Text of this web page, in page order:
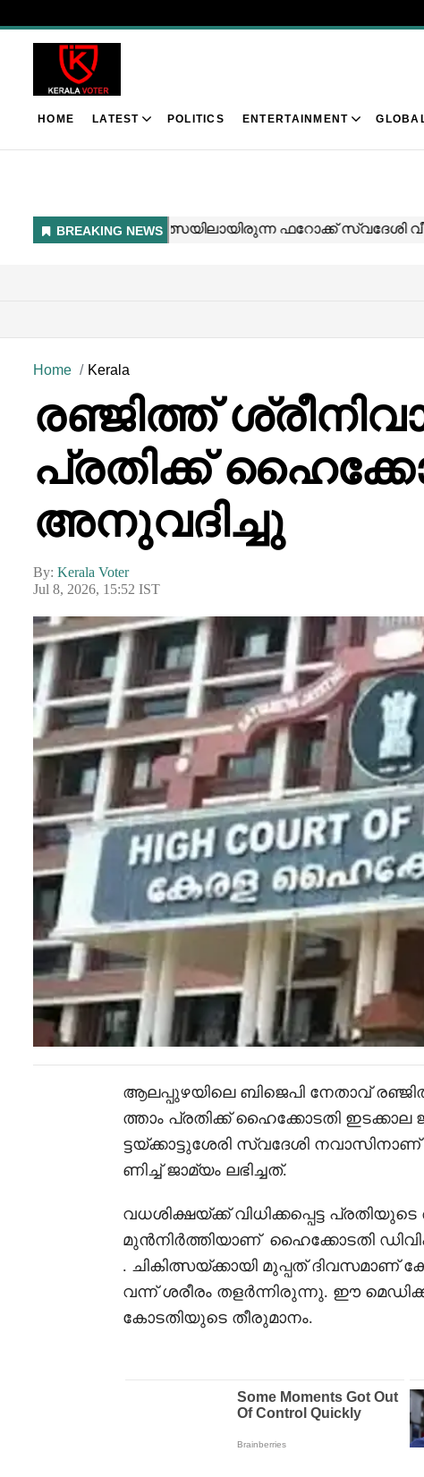
HOME LATEST POLITICS ENTERTAINMENT
Home Kerala
രഞ്ജിത്ത്
പ്രതിക്ക്
അനുവദിച്ചു
By: Kerala Voter
Jul 8, 2026, 15:52 IST
ആലപ്പുഴയിലെ ബിജെപി നേതാവ്
ത്താം പ്രതിക്ക് ഹൈക്കോടതി
ട്ടയ്ക്കാട്ടുശേരി സ്വദേശി
ണിച്ച് ജാമ്യം ലഭിച്ചത്.
വധശിക്ഷയ്ക്ക് വിധിക്കപ്പെട്ട
മുന്‍നിര്‍ത്തിയാണ് ഹൈക്കോടതി
. ചികിത്സയ്ക്കായി മുപ്പത് ദിവസമാണ്
വന്ന് ശരീരം തളർന്നിരുന്നു. ഈ
കോടതിയുടെ തീരുമാനം.